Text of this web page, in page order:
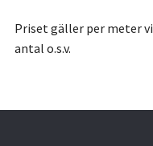
Priset gäller per meter
antal o.s.v.